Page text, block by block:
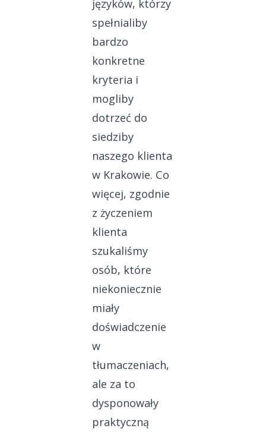
języków, którzy
spełnialiby
bardzo
konkretne
kryteria i
mogliby
dotrzeć do
siedziby
naszego klienta
w Krakowie. Co
więcej, zgodnie
z życzeniem
klienta
szukaliśmy
osób, które
niekoniecznie
miały
doświadczenie
w
tłumaczeniach,
ale za to
dysponowały
praktyczną